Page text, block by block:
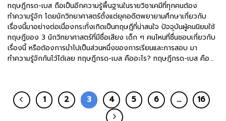
ทฤษฎีกรด-เบส ถือเป็นอีกความรู้พื้นฐานในรายวิชาเคมีที่ทุกคนต้อง
ทำความรู้จัก โดยนักวิทยาศาสตร์ตั้งแต่ยุคอดีตพยายามศึกษาเกี่ยวกับ
เรื่องนี้มาอย่างต่อเนื่องกระทั่งเกิดเป็นทฤษฎีที่น่าสนใจ ปัจจุบันผู้คนนิยมใช้
ทฤษฎีของ 3 นักวิทยาศาสตร์ที่มีชื่อเสียง เด็ก ๆ คนไหนที่ชื่นชอบเกี่ยวกับ
เรื่องนี้ หรือต้องการนำไปเป็นส่วนหนึ่งของการเรียนและการสอบ มา
ทำความรู้จักกันไว้ได้เลย ทฤษฎีกรด-เบส คืออะไร? ทฤษฎีกรด-เบส คือ...
1 2 3 4 5 6 … 16